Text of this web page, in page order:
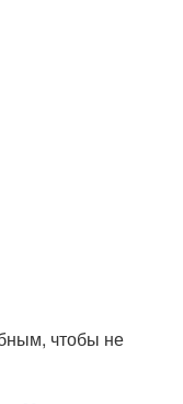
чтобы не